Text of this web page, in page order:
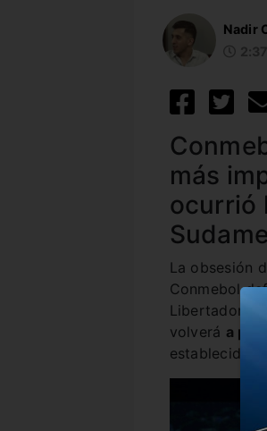
Nadir
más
ocurrió
La obsesión
Conmebol
Libertadores
volverá a
establecida,